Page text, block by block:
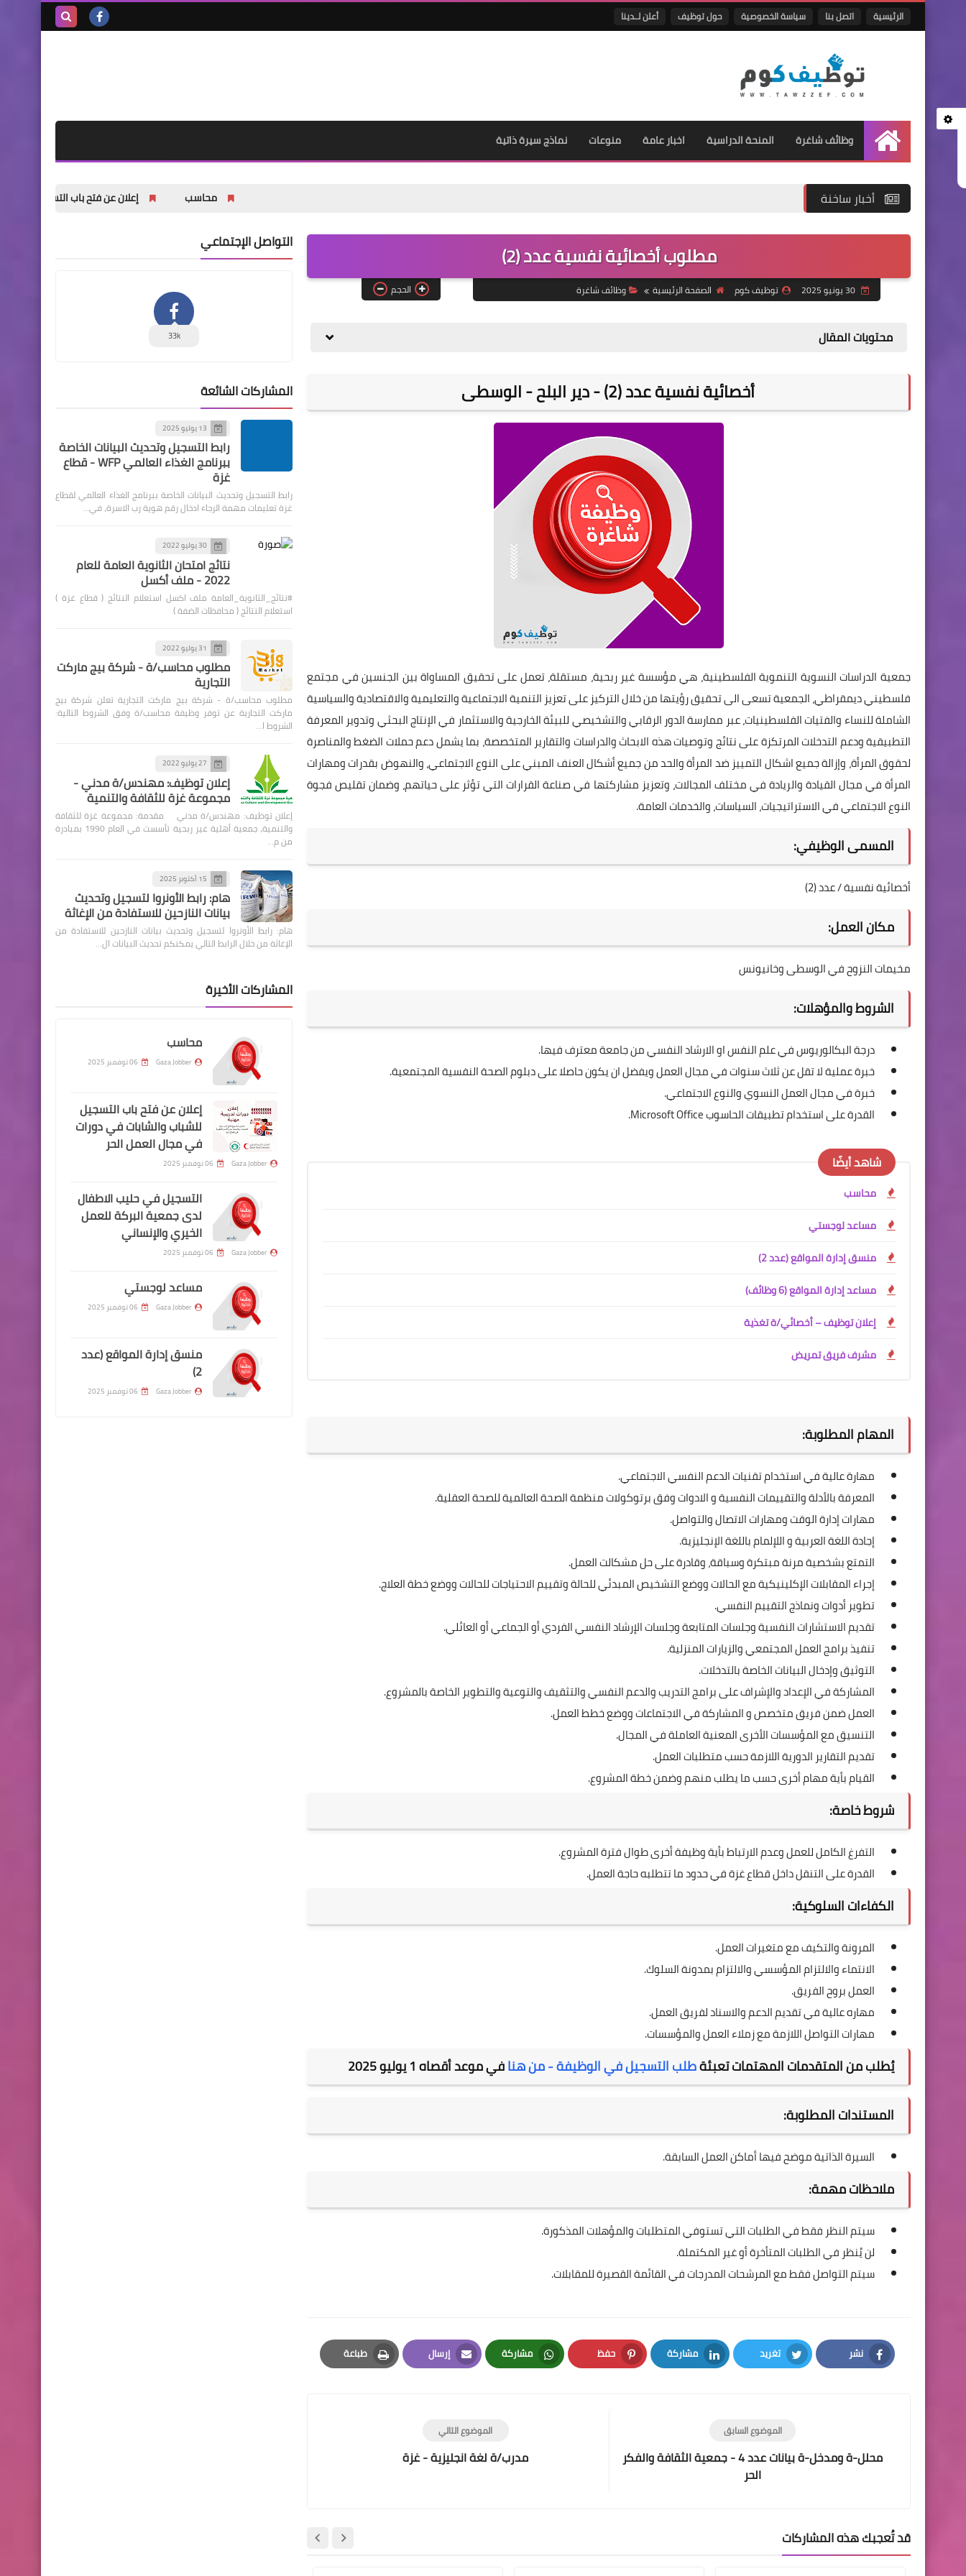
الرئيسية اتصل بنا سياسة الخصوصية حول توظيف أعلن لــدينا
الرئيسية
وظائف شاغرة المنحة الدراسية اخبار عامة منوعات نماذج سيرة ذاتية
أخبار ساخنة إعلان عن فتح باب التسجيل للشباب والشابات
مطلوب أخصائية نفسية عدد (2)
توظيف كوم الصفحة الرئيسية وظائف شاغرة الحجم
محتويات المقال
أخصائية نفسية عدد (2) - دير البلح - الوسطى
جمعية الدراسات النسوية التنموية الفلسطينية، هي مؤسسة غير ربحية، مستقلة، تعمل على تحقيق المساواة بين الجنسين في مجتمع
فلسطيني ديمقراطي، الجمعية تسعى الى تحقيق رؤيتها من خلال التركيز على تعزيز التنمية الاجتماعية والتعليمية والاقتصادية والسياسية
الشاملة للنساء والفتيات الفلسطينيات، عبر ممارسة الدور الرقابي والتشخيصي للبيئة الخارجية والاستثمار في الإنتاج البحثي وتدوير المعرفة
التطبيقية ودعم التدخلات المرتكزة على نتائج وتوصيات هذه الابحاث والدراسات والتقارير المتخصصة، بما يشمل دعم حملات الضغط والمناصرة
لحقوق المرأة، وإزالة جميع اشكال التمييز ضد المرأة والحد من جميع أشكال العنف المبني على النوع الاجتماعي، والنهوض بقدرات ومهارات
المرأة في مجال القيادة والريادة في مختلف المجالات، وتعزيز مشاركتها في صناعة القرارات التي تؤثر على حياتهم، وضمان تقليص فجوة
النوع الاجتماعي في الاستراتيجيات، السياسات، والخدمات العامة.
المسمى الوظيفي:
أخصائية نفسية / عدد (2)
مكان العمل:
مخيمات النزوح في الوسطى وخانيونس
الشروط والمؤهلات:
درجة البكالوريوس في علم النفس او الارشاد النفسي من جامعة معترف فيها.
خبرة عملية لا تقل عن ثلاث سنوات في مجال العمل ويفضل ان يكون حاصلا على دبلوم الصحة النفسية المجتمعية.
خبرة في مجال العمل النسوي والنوع الاجتماعي.
القدرة على استخدام تطبيقات الحاسوب Microsoft Office.
شاهد أيضًا
محاسب
مساعد لوجستي
منسق إدارة المواقع (عدد 2)
مساعد إدارة المواقع (6 وظائف)
إعلان توظيف – أخصائي/ة تغذية
مشرف فريق تمريض
المهام المطلوبة:
مهارة عالية في استخدام تقنيات الدعم النفسي الاجتماعي.
المعرفة بالأدلة والتقييمات النفسية و الادوات وفق برتوكولات منظمة الصحة العالمية للصحة العقلية.
مهارات إدارة الوقت ومهارات الاتصال والتواصل.
إجادة اللغة العربية و اللإلمام باللغة الإنجليزية.
التمتع بشخصية مرنة مبتكرة وسباقة، وقادرة على حل مشكالت العمل.
إجراء المقابلات الإكلينيكية مع الحالات ووضع التشخيص المبدئي للحالة وتقييم الاحتياجات للحالات ووضع خطة العلاج.
تطوير أدوات ونماذج التقييم النفسي.
تقديم الاستشارات النفسية وجلسات المتابعة وجلسات الإرشاد النفسي الفردي أو الجماعي أو العائلي.
تنفيذ برامج العمل المجتمعي والزيارات المنزلية.
التوثيق وإدخال البيانات الخاصة بالتدخلات.
المشاركة في الإعداد والإشراف على برامج التدريب والدعم النفسي والتثقيف والتوعية والتطوير الخاصة بالمشروع.
العمل ضمن فريق متخصص و المشاركة في الاجتماعات ووضع خطط العمل.
التنسيق مع المؤسسات الأخرى المعنية العاملة في المجال.
تقديم التقارير الدورية اللازمة حسب متطلبات العمل.
القيام بأية مهام أخرى حسب ما يطلب منهم وضمن خطة المشروع.
شروط خاصة:
التفرغ الكامل للعمل وعدم الارتباط بأية وظيفة أخرى طوال فترة المشروع.
القدرة على التنقل داخل قطاع غزة في حدود ما تتطلبه حاجة العمل.
الكفاءات السلوكية:
المرونة والتكيف مع متغيرات العمل.
الانتماء والالتزام المؤسسي والالتزام بمدونة السلوك.
العمل بروح الفريق.
مهاره عالية في تقديم الدعم والاسناد لفريق العمل.
مهارات التواصل اللازمة مع زملاء العمل والمؤسسات.
يُطلب من المتقدمات المهتمات تعبئةطلب التسجيل في الوظيفة - من هنافي موعد أقصاه 1 يوليو 2025
المستندات المطلوبة:
السيرة الذاتية موضح فيها أماكن العمل السابقة.
ملاحظات مهمة:
سيتم النظر فقط في الطلبات التي تستوفي المتطلبات والمؤهلات المذكورة.
لن يُنظر في الطلبات المتأخرة أو غير المكتملة.
سيتم التواصل فقط مع المرشحات المدرجات في القائمة القصيرة للمقابلات.
نشر
Facebook
تغريد
Twitter
مشاركة
LinkedIn
حفظ
Pinterest
مشاركة
Whatsapp
إرسال
Email
طباعة
Print
الموضوع التالي
مدرب/ة لغة انجليزية - غزة
الموضوع السابق
محلل-ة ومدخل-ة بيانات عدد 4 - جمعية الثقافة والفكر
الحر
قد تُعجبك هذه المشاركات
التواصل الإجتماعي
33k
المشاركات الشائعة
13 يوليو 2025
رابط التسجيل وتحديث البيانات الخاصة
ببرنامج الغذاء العالمي WFP - قطاع
غزة
رابط التسجيل وتحديث البيانات الخاصة ببرنامج الغذاء العالمي لقطاع
غزة تعليمات مهمة الرجاء ادخال رقم هوية رب الاسرة، في…
30 يوليو 2022
نتائج امتحان الثانوية العامة للعام
2022 - ملف أكسل
#نتائج_الثانوية_العامة ملف اكسل استعلام النتائج ( قطاع غزة )
استعلام النتائج ( محافظات الضفة )
31 يوليو 2022
مطلوب محاسب/ة - شركة بيج ماركت
التجارية
مطلوب محاسب/ة - شركة بيج ماركت التجارية تعلن شركة بيج
ماركت التجارية عن توفر وظيفة محاسب/ة وفق الشروط التالية:
الشروط ا…
27 يوليو 2022
إعلان توظيف: مهندس/ة مدني -
مجموعة غزة للثقافة والتنمية
إعلان توظيف: مهندس/ة مدني مقدمة: مجموعة غزة للثقافة
والتنمية، جمعية أهلية غير ربحية تأسست في العام 1990 بمبادرة
من م…
15 أكتوبر 2025
هام: رابط الأونروا لتسجيل وتحديث
بيانات النازحين للاستفادة من الإغاثة
هام: رابط الأونروا لتسجيل وتحديث بيانات النازحين للاستفادة من
الإغاثة من خلال الرابط التالي يمكنكم تحديث البيانات ال…
المشاركات الأخيرة
محاسب
Gaza Jobber 06 نوفمبر 2025
إعلان عن فتح باب التسجيل
للشباب والشابات في دورات
في مجال العمل الحر
Gaza Jobber 06 نوفمبر 2025
التسجيل في حليب الاطفال
لدى جمعية البركة للعمل
الخيري والإنساني
Gaza Jobber 06 نوفمبر 2025
مساعد لوجستي
Gaza Jobber 06 نوفمبر 2025
منسق إدارة المواقع (عدد
2)
Gaza Jobber 06 نوفمبر 2025